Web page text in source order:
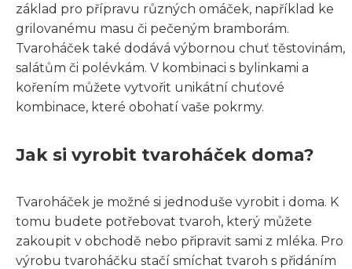
základ pro přípravu různých omáček, například ke
grilovanému masu či pečeným bramborám.
Tvaroháček také dodává výbornou chuť těstovinám,
salátům či polévkám. V kombinaci s bylinkami a
kořením můžete vytvořit unikátní chuťové
kombinace, které obohatí vaše pokrmy.
Jak si vyrobit tvaroháček doma?
Tvaroháček je možné si jednoduše vyrobit i doma. K
tomu budete potřebovat tvaroh, který můžete
zakoupit v obchodě nebo připravit sami z mléka. Pro
výrobu tvaroháčku stačí smíchat tvaroh s přidáním